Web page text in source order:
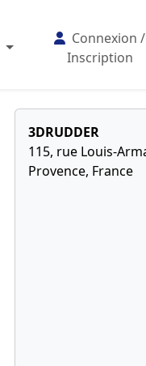
Connexion /
Inscription
3DRUDDER
115, rue Louis-
Provence, France